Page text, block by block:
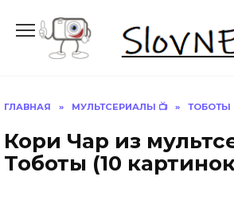
содержанию
ГЛАВНАЯ » МУЛЬТСЕРИАЛЫ 📺 » ТОБОТЫ
Кори Чар из
Тоботы (10